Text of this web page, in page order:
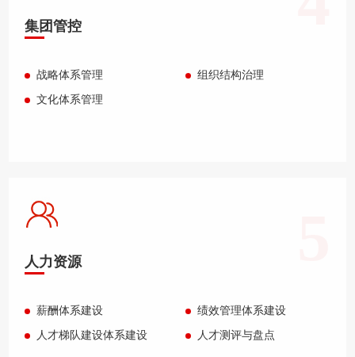
集团管控
战略体系管理 组织结构治理
文化体系管理
人力资源
薪酬体系建设 绩效管理体系建设
人才梯队建设体系建设 人才测评与盘点